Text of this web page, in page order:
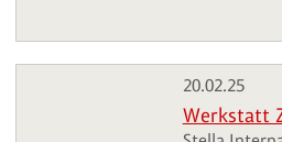
20.02.25
Werkstatt